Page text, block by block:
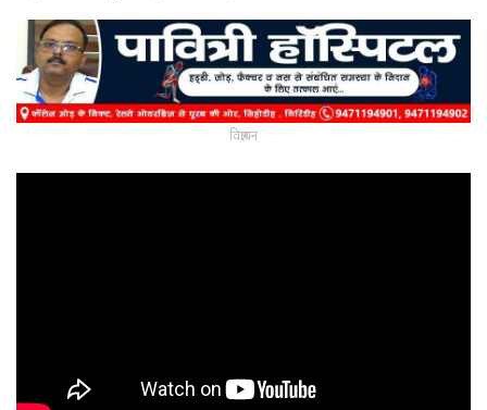
विज्ञापन